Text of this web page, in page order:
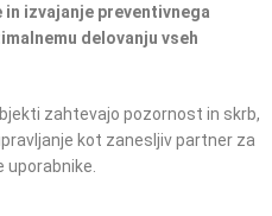
izvajanje preventivnega
delovanju vseh
zahtevajo pozornost in skrb,
kot zanesljiv partner za
uporabnike.